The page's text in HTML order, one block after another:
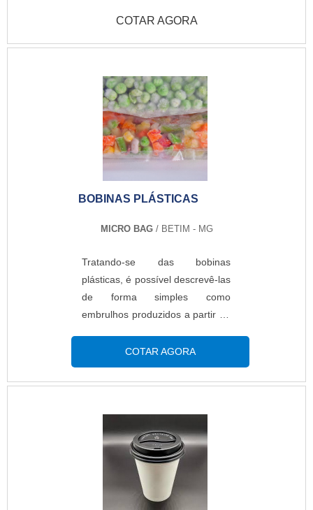
COTAR AGORA
BOBINAS PLÁSTICAS
MICRO BAG/ BETIM - MG
Tratando-se das bobinas
plásticas, é possível descrevê-las
de forma simples como
embrulhos produzidos a partir de
resistência, como o polietileno de
alta ou baixa densidade e o
polipropileno. Devido a isso, é
empresas de diferentes setores
industriais. AS PRINCIPAIS
INFORMAÇÕES SOBRE O
PRODUTONo geral, o item é
COTAR AGORA